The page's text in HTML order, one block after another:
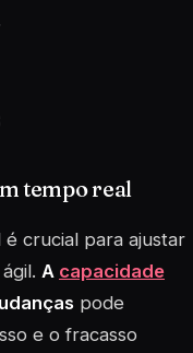
tempo real
crucial para ajustar
A capacidade
pode
e o fracasso